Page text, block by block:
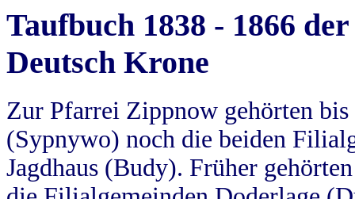
Taufbuch 1838 - 1866
Deutsch Krone
Zur Pfarrei Zippnow gehörten
(Sypnywo) noch die beiden
Jagdhaus (Budy). Früher